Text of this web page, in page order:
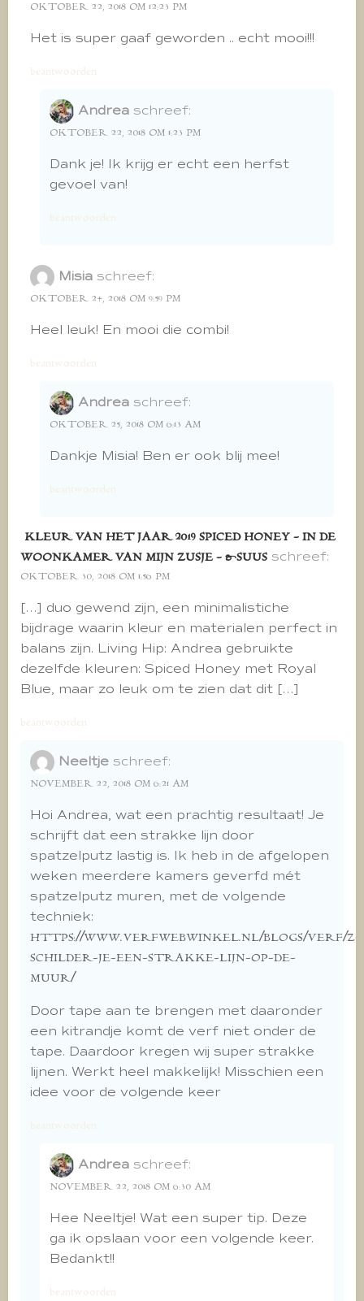
OKTOBER 22, 2018 OM 12:23 PM
Het is super gaaf geworden .. echt mooi!!!
beantwoorden
Andrea schreef:
OKTOBER 22, 2018 OM 1:23 PM
Dank je! Ik krijg er echt een herfst
gevoel van!
beantwoorden
Misia schreef:
OKTOBER 24, 2018 OM 9:59 PM
Heel leuk! En mooi die combi!
beantwoorden
Andrea schreef:
OKTOBER 25, 2018 OM 6:13 AM
Dankje Misia! Ben er ook blij mee!
beantwoorden
KLEUR VAN HET JAAR 2019 SPICED HONEY - IN DE
WOONKAMER VAN MIJN ZUSJE - &SUUS schreef:
OKTOBER 30, 2018 OM 1:56 PM
[…] duo gewend zijn, een minimalistiche
bijdrage waarin kleur en materialen perfect in
balans zijn. Living Hip: Andrea gebruikte
dezelfde kleuren: Spiced Honey met Royal
Blue, maar zo leuk om te zien dat dit […]
beantwoorden
Neeltje schreef:
NOVEMBER 22, 2018 OM 6:21 AM
Hoi Andrea, wat een prachtig resultaat! Je
schrijft dat een strakke lijn door
spatzelputz lastig is. Ik heb in de afgelopen
weken meerdere kamers geverfd mét
spatzelputz muren, met de volgende
techniek:
HTTPS://WWW.VERFWEBWINKEL.NL/BLOGS/VERF/
SCHILDER-JE-EEN-STRAKKE-LIJN-OP-DE-
MUUR/
Door tape aan te brengen met daaronder
een kitrandje komt de verf niet onder de
tape. Daardoor kregen wij super strakke
lijnen. Werkt heel makkelijk! Misschien een
idee voor de volgende keer
beantwoorden
Andrea schreef:
NOVEMBER 22, 2018 OM 6:30 AM
Hee Neeltje! Wat een super tip. Deze
ga ik opslaan voor een volgende keer.
Bedankt!!
beantwoorden